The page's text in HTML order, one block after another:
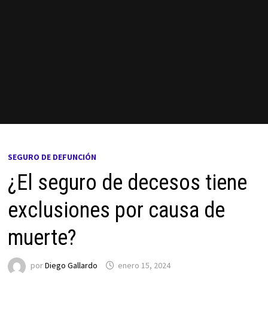
SEGURO DE DEFUNCIÓN
¿El seguro de decesos tiene
exclusiones por causa de
muerte?
porDiego Gallardo enero 15, 2024